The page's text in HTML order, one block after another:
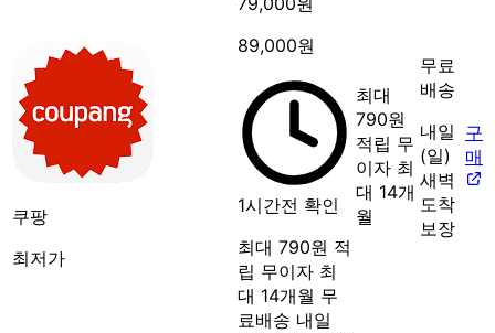
쿠팡
최저가
89,000원
1시간전 확인
최대 790원 적
립 무이자 최
대 14개월 무
료배송 내일
최대
790원
적립 무
이자 최
대 14개
월
무료
배송
내일
(일)
새벽
도착
보장
구
매